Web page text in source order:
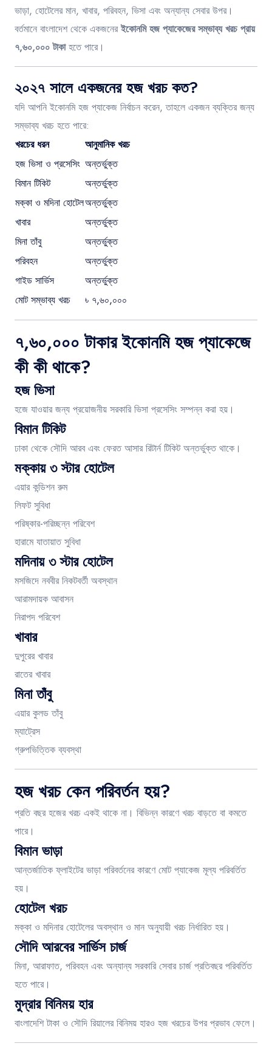
ভাড়া, হোটেলের মান, খাবার, পরিবহন, ভিসা এবং অন্যান্য সেবার উপর।
বর্তমানে বাংলাদেশ থেকে একজনেরইকোনমি হজ প্যাকেজের সম্ভাব্য খরচ প্রায়
৭,৬০,০০০ টাকাহতে পারে।
২০২৭ সালে একজনের হজ খরচ কত?
যদি আপনি ইকোনমি হজ প্যাকেজ নির্বাচন করেন, তাহলে একজন ব্যক্তির জন্য
সম্ভাব্য খরচ হতে পারে:
খরচের ধরন
আনুমানিক খরচ
হজ ভিসা ও প্রসেসিং অন্তর্ভুক্ত
বিমান টিকিট
অন্তর্ভুক্ত
মক্কা ও মদিনা হোটেলঅন্তর্ভুক্ত
খাবার
অন্তর্ভুক্ত
মিনা তাঁবু
অন্তর্ভুক্ত
পরিবহন
অন্তর্ভুক্ত
গাইড সার্ভিস
অন্তর্ভুক্ত
মোট সম্ভাব্য খরচ
৳ ৭,৬০,০০০
৭,৬০,০০০ টাকার ইকোনমি হজ প্যাকেজে
কী কী থাকে?
হজ ভিসা
হজে যাওয়ার জন্য প্রয়োজনীয় সরকারি ভিসা প্রসেসিং সম্পন্ন করা হয়।
বিমান টিকিট
ঢাকা থেকে সৌদি আরব এবং ফেরত আসার রিটার্ন টিকিট অন্তর্ভুক্ত থাকে।
মক্কায় ৩ স্টার হোটেল
এয়ার কন্ডিশন রুম
লিফট সুবিধা
পরিষ্কার-পরিচ্ছন্ন পরিবেশ
হারামে যাতায়াত সুবিধা
মদিনায় ৩ স্টার হোটেল
মসজিদে নববীর নিকটবর্তী অবস্থান
আরামদায়ক আবাসন
নিরাপদ পরিবেশ
খাবার
দুপুরের খাবার
রাতের খাবার
মিনা তাঁবু
এয়ার কুলড তাঁবু
ম্যাট্রেস
গ্রুপভিত্তিক ব্যবস্থা
হজ খরচ কেন পরিবর্তন হয়?
প্রতি বছর হজের খরচ একই থাকে না। বিভিন্ন কারণে খরচ বাড়তে বা কমতে
পারে।
বিমান ভাড়া
আন্তর্জাতিক ফ্লাইটের ভাড়া পরিবর্তনের কারণে মোট প্যাকেজ মূল্য পরিবর্তিত
হয়।
হোটেল খরচ
মক্কা ও মদিনার হোটেলের অবস্থান ও মান অনুযায়ী খরচ নির্ধারিত হয়।
সৌদি আরবের সার্ভিস চার্জ
মিনা, আরাফাত, পরিবহন এবং অন্যান্য সরকারি সেবার চার্জ প্রতিবছর পরিবর্তিত
হতে পারে।
মুদ্রার বিনিময় হার
বাংলাদেশি টাকা ও সৌদি রিয়ালের বিনিময় হারও হজ খরচের উপর প্রভাব ফেলে।